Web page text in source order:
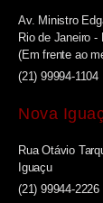
Av. Ministro
Rio de Janeiro -
(Em frente ao
(21) 99994-1104
Nova
Rua Otávio
Iguaçu
(21) 99944-2226